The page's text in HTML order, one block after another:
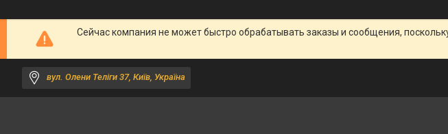
Сейчас компания не может быстро обрабатывать заказы и сообщения,
вул. Олени Теліги 37, Київ, Україна